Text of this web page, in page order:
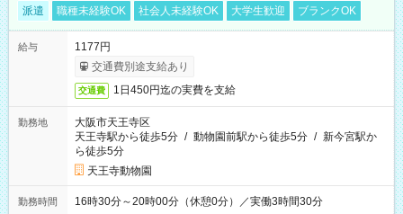
派遣 職種未経験OK 社会人未経験OK 大学生歓迎 ブランクOK
給与
1177円
交通費別途支給あり
交通費 1日450円迄の実費を支給
勤務地
大阪市天王寺区
天王寺駅から徒歩5分 / 動物園前駅から徒歩5分 / 新今宮駅か
ら徒歩5分
天王寺動物園
勤務時間 16時30分～20時00分（休憩0分）／実働3時間30分